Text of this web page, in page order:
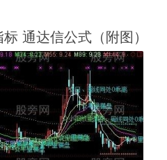
通达信公式（附图）